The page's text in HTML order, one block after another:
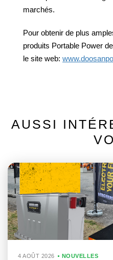
marchés.
Pour obtenir de plus
produits Portable Power
le site web:
AUSSI
4 AOÛT 2026 NOUVELLES